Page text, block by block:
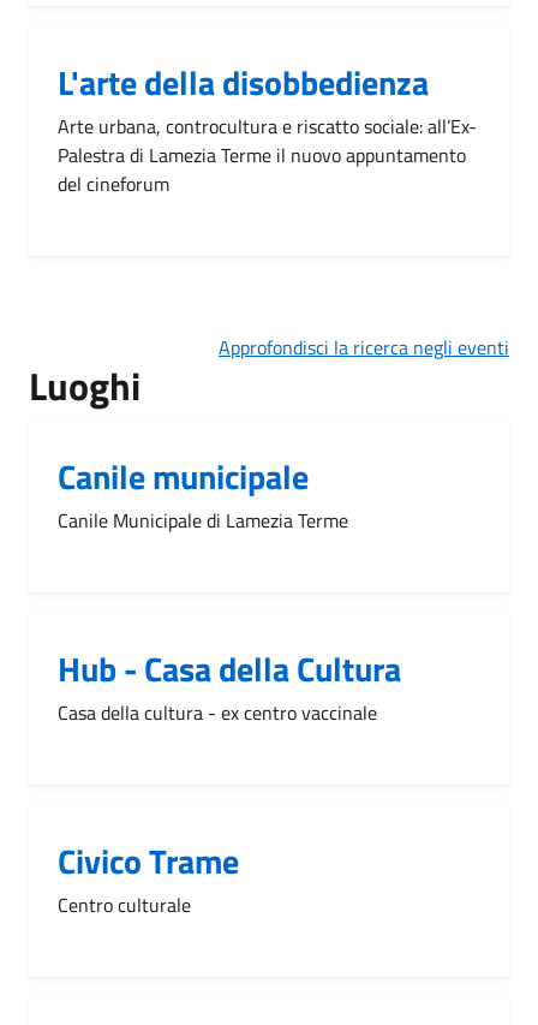
L'arte della disobbedienza
Arte urbana, controcultura e riscatto sociale: all’Ex-
Palestra di Lamezia Terme il nuovo appuntamento
del cineforum
Approfondisci la ricerca negli eventi
Luoghi
Canile municipale
Canile Municipale di Lamezia Terme
Hub - Casa della Cultura
Casa della cultura - ex centro vaccinale
Civico Trame
Centro culturale